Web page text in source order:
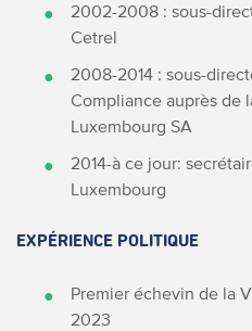
2002-2008 : sous-
Cetrel
2008-2014 : sous-
Compliance auprès de
Luxembourg SA
2014-à ce jour:
Luxembourg
EXPÉRIENCE POLITIQUE
Premier échevin de la
2023